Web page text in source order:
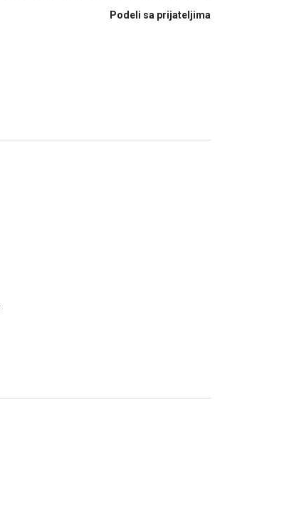
Podeli sa prijateljima